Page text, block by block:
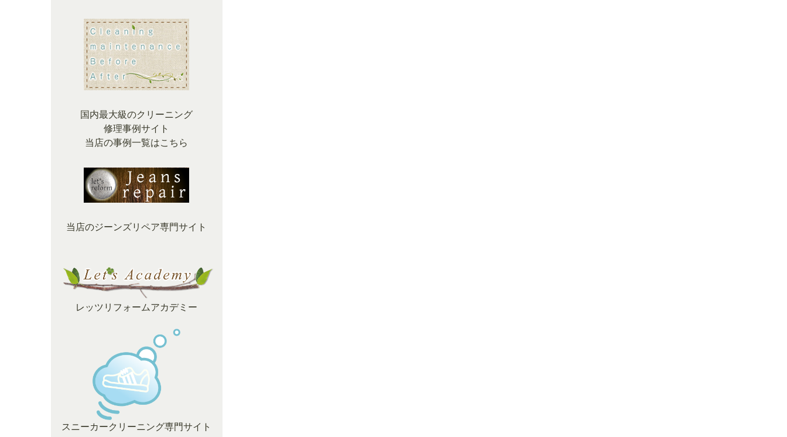
国内最大級のクリーニング
修理事例サイト
当店の事例一覧はこちら
当店のジーンズリペア専門サイト
レッツリフォームアカデミー
スニーカークリーニング専門サイト